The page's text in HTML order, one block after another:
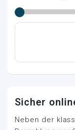
Sicher
Neben der